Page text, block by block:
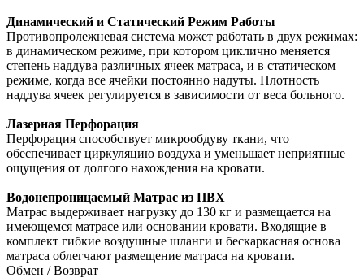
Динамический и Статический Режим Работы
Противопролежневая система может работать в двух режимах:
в динамическом режиме, при котором циклично меняется
степень наддува различных ячеек матраса, и в статическом
режиме, когда все ячейки постоянно надуты. Плотность
наддува ячеек регулируется в зависимости от веса больного.
Лазерная Перфорация
Перфорация способствует микрообдуву ткани, что
обеспечивает циркуляцию воздуха и уменьшает неприятные
ощущения от долгого нахождения на кровати.
Водонепроницаемый Матрас из ПВХ
Матрас выдерживает нагрузку до 130 кг и размещается на
имеющемся матрасе или основании кровати. Входящие в
комплект гибкие воздушные шланги и бескаркасная основа
матраса облегчают размещение матраса на кровати.
Обмен / Возврат